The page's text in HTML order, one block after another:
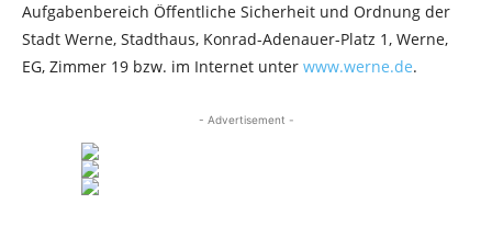
Aufgabenbereich Öffentliche Sicherheit und Ordnung der
Stadt Werne, Stadthaus, Konrad-Adenauer-Platz 1, Werne,
EG, Zimmer 19 bzw. im Internet unter www.werne.de.
- Advertisement -